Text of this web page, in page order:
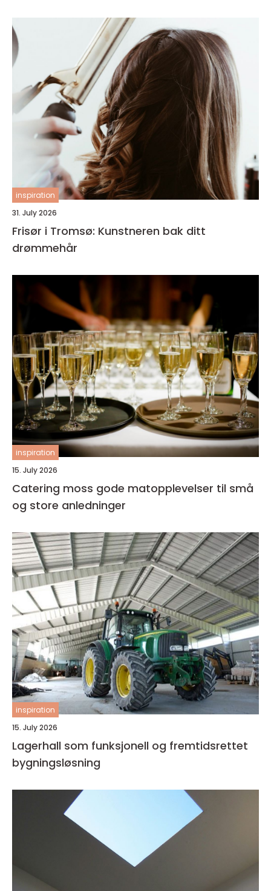
inspiration
31. July 2026
Frisør i Tromsø: Kunstneren bak ditt
drømmehår
inspiration
15. July 2026
Catering moss gode matopplevelser til små
og store anledninger
inspiration
15. July 2026
Lagerhall som funksjonell og fremtidsrettet
bygningsløsning